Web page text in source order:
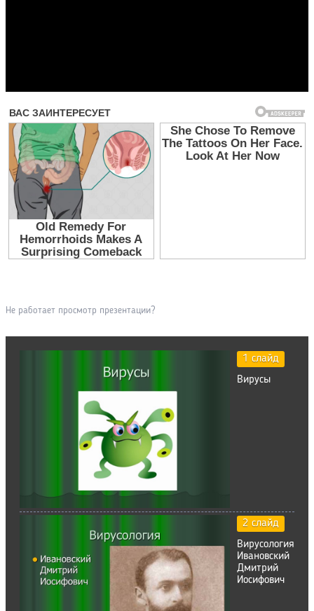
Не работает просмотр презентации?
1 слайд
Вирусы
2 слайд
Вирусология
Ивановский
Дмитрий
Иосифович